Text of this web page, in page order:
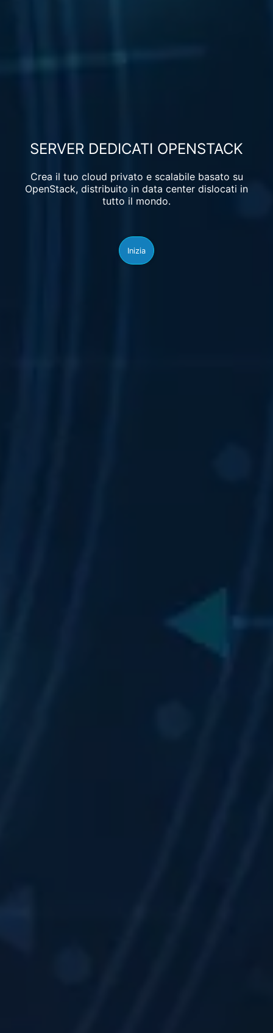
SERVER DEDICATI OPENSTACK
Crea il tuo cloud privato e scalabile basato su
OpenStack, distribuito in data center dislocati in
tutto il mondo.
Inizia